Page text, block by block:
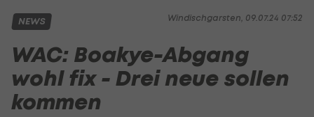
Windischgarsten, 09.07.24 07:52
NEWS
WAC: Boakye-Abgang
wohl fix - Drei neue sollen
kommen